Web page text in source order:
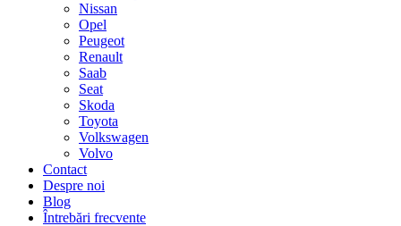
Nissan
Opel
Peugeot
Renault
Saab
Seat
Skoda
Toyota
Volkswagen
Volvo
Contact
Despre noi
Blog
Întrebări frecvente